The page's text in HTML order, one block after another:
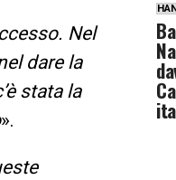
Nel
dare la
stata la
».